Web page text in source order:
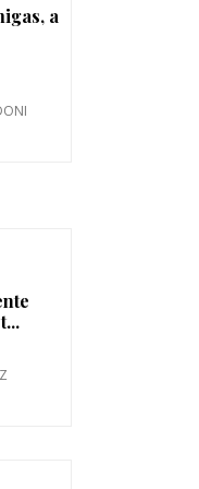
a